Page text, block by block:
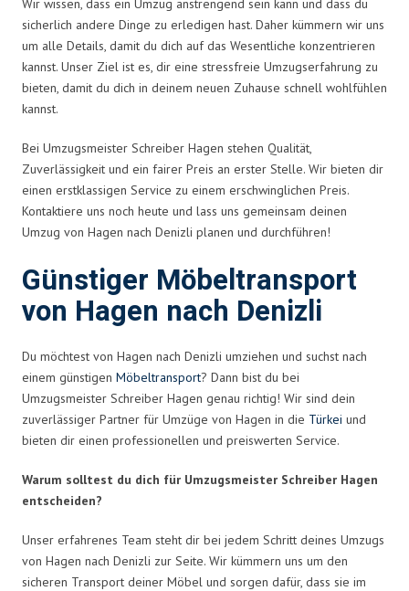
Wir wissen, dass ein Umzug anstrengend sein kann und dass du
sicherlich andere Dinge zu erledigen hast. Daher kümmern wir uns
um alle Details, damit du dich auf das Wesentliche konzentrieren
kannst. Unser Ziel ist es, dir eine stressfreie Umzugserfahrung zu
bieten, damit du dich in deinem neuen Zuhause schnell wohlfühlen
kannst.
Bei Umzugsmeister Schreiber Hagen stehen Qualität,
Zuverlässigkeit und ein fairer Preis an erster Stelle. Wir bieten dir
einen erstklassigen Service zu einem erschwinglichen Preis.
Kontaktiere uns noch heute und lass uns gemeinsam deinen
Umzug von Hagen nach Denizli planen und durchführen!
Günstiger Möbeltransport
von Hagen nach Denizli
Du möchtest von Hagen nach Denizli umziehen und suchst nach
einem günstigen Möbeltransport? Dann bist du bei
Umzugsmeister Schreiber Hagen genau richtig! Wir sind dein
zuverlässiger Partner für Umzüge von Hagen in die Türkei und
bieten dir einen professionellen und preiswerten Service.
Warum solltest du dich für Umzugsmeister Schreiber Hagen
entscheiden?
Unser erfahrenes Team steht dir bei jedem Schritt deines Umzugs
von Hagen nach Denizli zur Seite. Wir kümmern uns um den
sicheren Transport deiner Möbel und sorgen dafür, dass sie im